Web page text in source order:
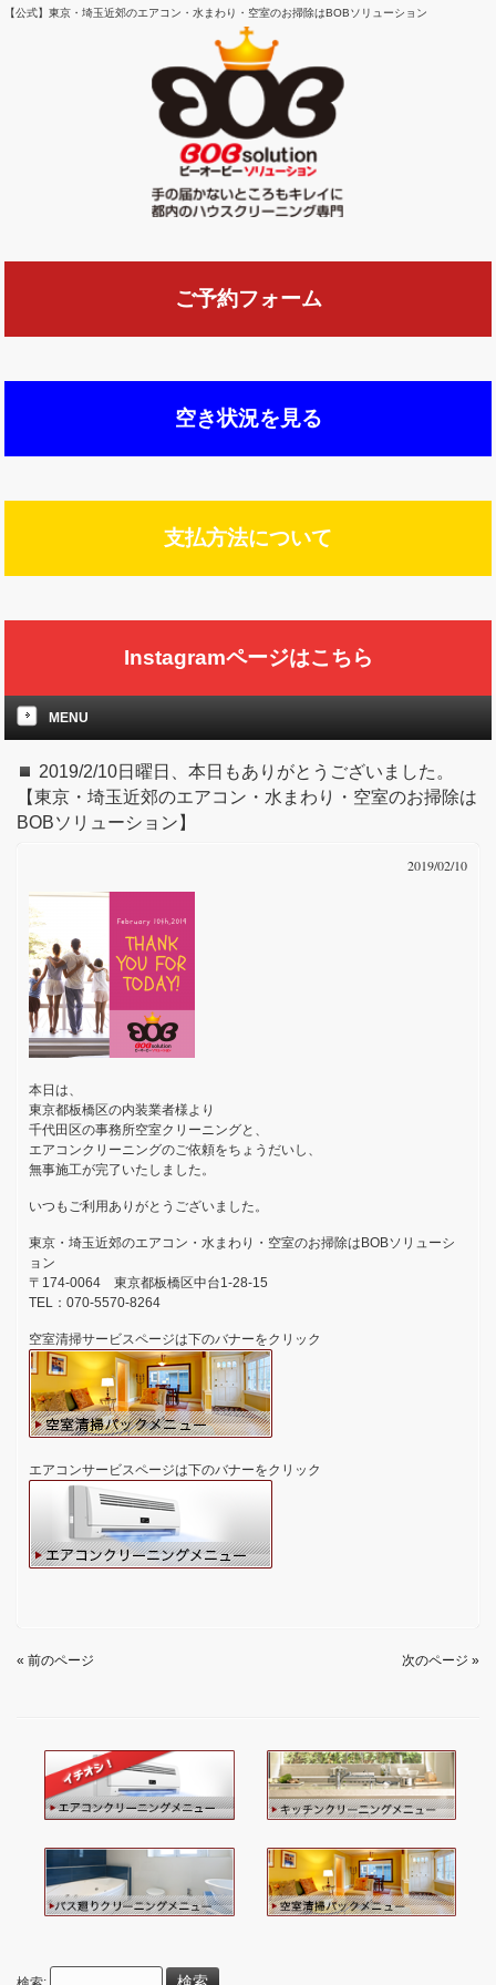
【公式】東京・埼玉近郊のエアコン・水まわり・空室のお掃除はBOBソリューション
ご予約フォーム
空き状況を見る
支払方法について
Instagramページはこちら
MENU
2019/2/10日曜日、本日もありがとうございました。
【東京・埼玉近郊のエアコン・水まわり・空室のお掃除は
BOBソリューション】
2019/02/10
本日は、
東京都板橋区の内装業者様より
千代田区の事務所空室クリーニングと、
エアコンクリーニングのご依頼をちょうだいし、
無事施工が完了いたしました。
いつもご利用ありがとうございました。
東京・埼玉近郊のエアコン・水まわり・空室のお掃除はBOBソリューシ
ョン
〒174-0064 東京都板橋区中台1-28-15
TEL：070-5570-8264
空室清掃サービスページは下のバナーをクリック
エアコンサービスページは下のバナーをクリック
« 前のページ 次のページ »